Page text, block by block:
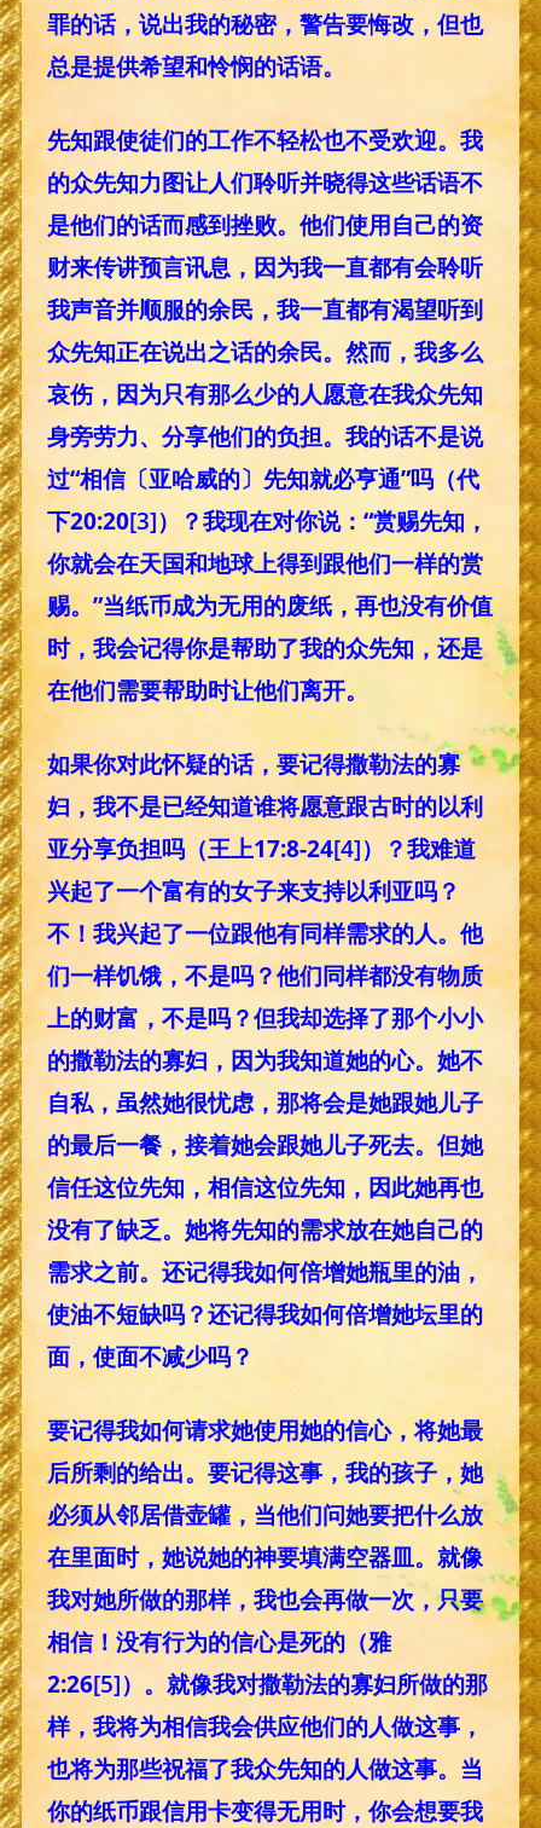
罪的话，说出我的秘密，警告要悔改，但也
总是提供希望和怜悯的话语。
先知跟使徒们的工作不轻松也不受欢迎。我
的众先知力图让人们聆听并晓得这些话语不
是他们的话而感到挫败。他们使用自己的资
财来传讲预言讯息，因为我一直都有会聆听
我声音并顺服的余民，我一直都有渴望听到
众先知正在说出之话的余民。然而，我多么
哀伤，因为只有那么少的人愿意在我众先知
身旁劳力、分享他们的负担。我的话不是说
过“相信〔亚哈威的〕先知就必亨通”吗（代
下20:20[3]）？我现在对你说：“赏赐先知，
你就会在天国和地球上得到跟他们一样的赏
赐。”当纸币成为无用的废纸，再也没有价值
时，我会记得你是帮助了我的众先知，还是
在他们需要帮助时让他们离开。
如果你对此怀疑的话，要记得撒勒法的寡
妇，我不是已经知道谁将愿意跟古时的以利
亚分享负担吗（王上17:8-24[4]）？我难道
兴起了一个富有的女子来支持以利亚吗？
不！我兴起了一位跟他有同样需求的人。他
们一样饥饿，不是吗？他们同样都没有物质
上的财富，不是吗？但我却选择了那个小小
的撒勒法的寡妇，因为我知道她的心。她不
自私，虽然她很忧虑，那将会是她跟她儿子
的最后一餐，接着她会跟她儿子死去。但她
信任这位先知，相信这位先知，因此她再也
没有了缺乏。她将先知的需求放在她自己的
需求之前。还记得我如何倍增她瓶里的油，
使油不短缺吗？还记得我如何倍增她坛里的
面，使面不减少吗？
要记得我如何请求她使用她的信心，将她最
后所剩的给出。要记得这事，我的孩子，她
必须从邻居借壶罐，当他们问她要把什么放
在里面时，她说她的神要填满空器皿。就像
我对她所做的那样，我也会再做一次，只要
相信！没有行为的信心是死的（雅
2:26[5]）。就像我对撒勒法的寡妇所做的那
样，我将为相信我会供应他们的人做这事，
也将为那些祝福了我众先知的人做这事。当
你的纸币跟信用卡变得无用时，你会想要我